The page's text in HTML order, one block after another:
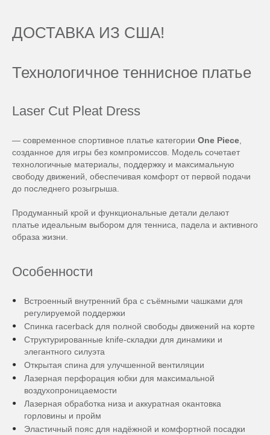
ДОСТАВКА ИЗ США!
Технологичное теннисное платье
Laser Cut Pleat Dress
— современное спортивное платье категории One Piece,
созданное для игры без компромиссов. Модель сочетает
технологичные материалы, поддержку и максимальную
свободу движений, обеспечивая комфорт от первой подачи
до последнего розыгрыша.
Продуманный крой и функциональные детали делают
платье идеальным выбором для тенниса, падела и активного
образа жизни.
Особенности
Встроенный внутренний бра с съёмными чашками для
регулируемой поддержки
Спинка racerback для полной свободы движений на корте
Структурированные knife-складки для динамики и
элегантного силуэта
Открытая спина для улучшенной вентиляции
Лазерная перфорация юбки для максимальной
воздухопроницаемости
Лазерная обработка низа и аккуратная окантовка
горловины и пройм
Эластичный пояс для надёжной и комфортной посадки